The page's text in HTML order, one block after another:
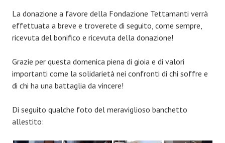
La donazione a favore della Fondazione Tettamanti verrà
effettuata a breve e troverete di seguito, come sempre,
ricevuta del bonifico e ricevuta della donazione!
Grazie per questa domenica piena di gioia e di valori
importanti come la solidarietà nei confronti di chi soffre e
di chi ha una battaglia da vincere!
Di seguito qualche foto del meraviglioso banchetto
allestito: